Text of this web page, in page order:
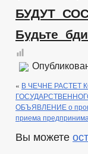
БУДУТ
Будьте
« В ЧЕЧНЕ
ОБЪЯВЛЕНИЕ о
приема
Вы можете